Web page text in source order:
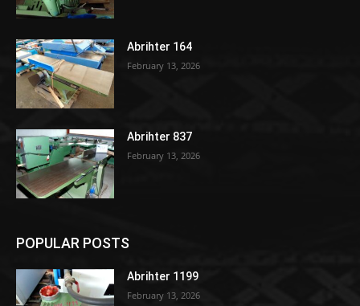
Abrihter 164
February 13, 2026
Abrihter 837
February 13, 2026
POPULAR POSTS
Abrihter 1199
February 13, 2026